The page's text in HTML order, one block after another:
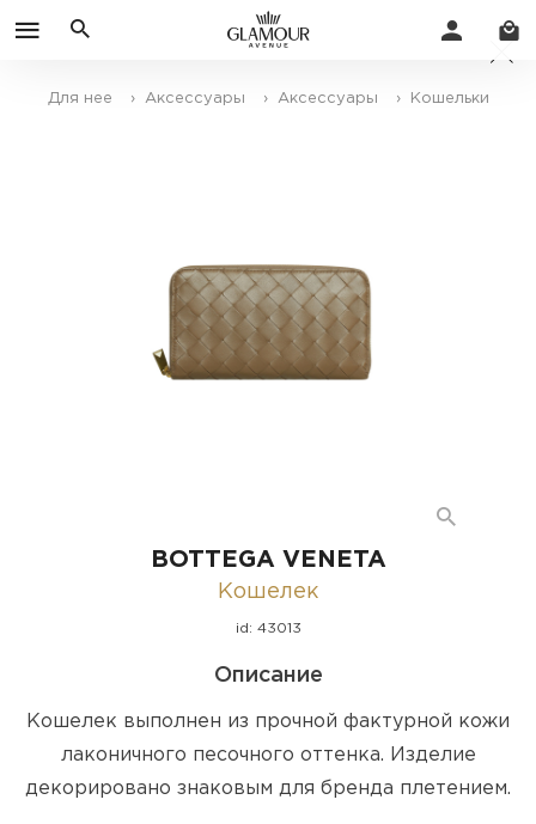
Для нее › Аксессуары › Аксессуары › Кошельки
BOTTEGA VENETA
Кошелек
id: 43013
Описание
Кошелек выполнен из прочной фактурной кожи
лаконичного песочного оттенка. Изделие
декорировано знаковым для бренда плетением.